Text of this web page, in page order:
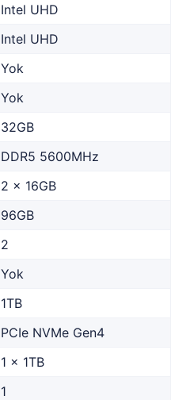
Intel UHD
Intel UHD
Yok
Yok
32GB
DDR5 5600MHz
2 x 16GB
96GB
2
Yok
1TB
PCIe NVMe Gen4
1 x 1TB
1